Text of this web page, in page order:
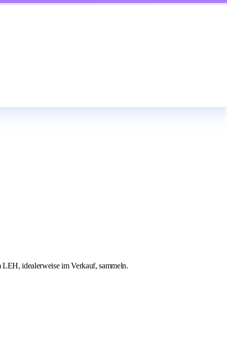
idealerweise im Verkauf, sammeln.